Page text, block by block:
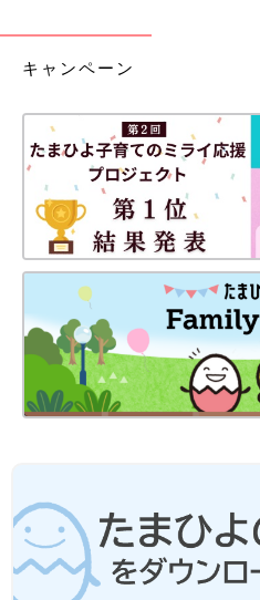
す。「無知の知」は哲学者ソク
大好きです。僕は海外で12年ほ
いろんな経験をさせてもらって
らないことがあるとわかる、と実
けれど、昔だったら「これはこ
も断言できなくなってきました。
自分が知らないことがあると知
知ろうとするし、勉強しようと
っているかもしれないと考えら
だから息子には、刺激が多くて
ろんな国のいろんなことを実際
で、成長していってほしいな、
キャンペーン